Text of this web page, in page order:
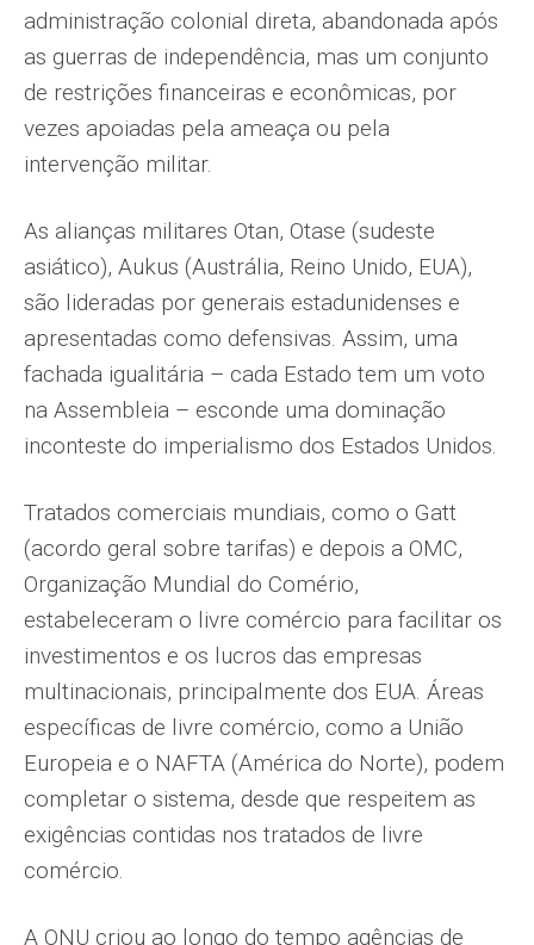
administração colonial direta, abandonada após
as guerras de independência, mas um conjunto
de restrições financeiras e econômicas, por
vezes apoiadas pela ameaça ou pela
intervenção militar.
As alianças militares Otan, Otase (sudeste
asiático), Aukus (Austrália, Reino Unido, EUA),
são lideradas por generais estadunidenses e
apresentadas como defensivas. Assim, uma
fachada igualitária – cada Estado tem um voto
na Assembleia – esconde uma dominação
inconteste do imperialismo dos Estados Unidos.
Tratados comerciais mundiais, como o Gatt
(acordo geral sobre tarifas) e depois a OMC,
Organização Mundial do Comério,
estabeleceram o livre comércio para facilitar os
investimentos e os lucros das empresas
multinacionais, principalmente dos EUA. Áreas
específicas de livre comércio, como a União
Europeia e o NAFTA (América do Norte), podem
completar o sistema, desde que respeitem as
exigências contidas nos tratados de livre
comércio.
A ONU criou ao longo do tempo agências de